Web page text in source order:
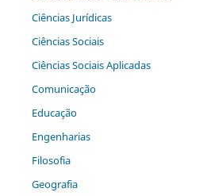
Ciências Jurídicas
Ciências Sociais
Ciências Sociais Aplicadas
Comunicação
Educação
Engenharias
Filosofia
Geografia